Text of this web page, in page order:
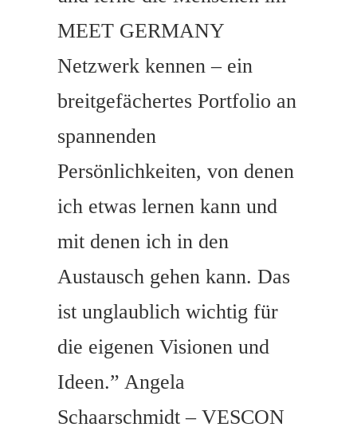
MEET GERMANY
Netzwerk kennen – ein
breitgefächertes Portfolio an
spannenden
Persönlichkeiten, von denen
ich etwas lernen kann und
mit denen ich in den
Austausch gehen kann. Das
ist unglaublich wichtig für
die eigenen Visionen und
Ideen.” Angela
Schaarschmidt – VESCON